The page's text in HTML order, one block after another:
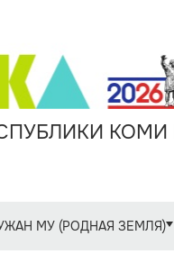
МУ (РОДНАЯ ЗЕМЛЯ)